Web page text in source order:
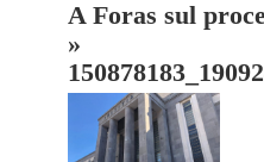
A Foras sul
»